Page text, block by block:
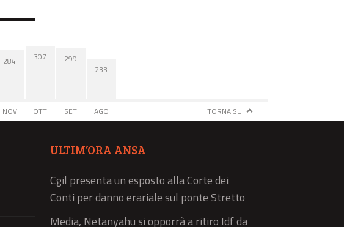
284
NOV
307
OTT
299
SET
233
AGO TORNA SU
ULTIM’ORA ANSA
Cgil presenta un esposto alla Corte dei
Conti per danno erariale sul ponte Stretto
Media, Netanyahu si opporrà a ritiro Idf da